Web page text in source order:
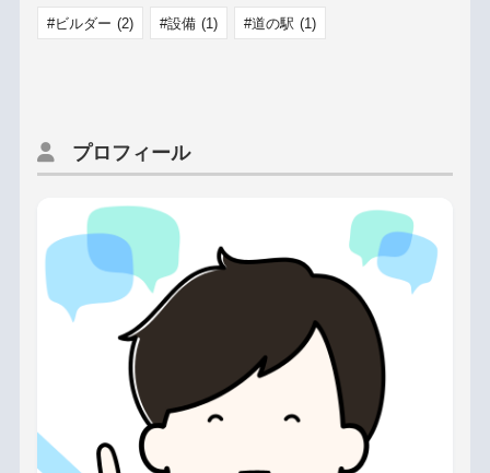
ビルダー (2) 設備 (1) 道の駅 (1)
プロフィール